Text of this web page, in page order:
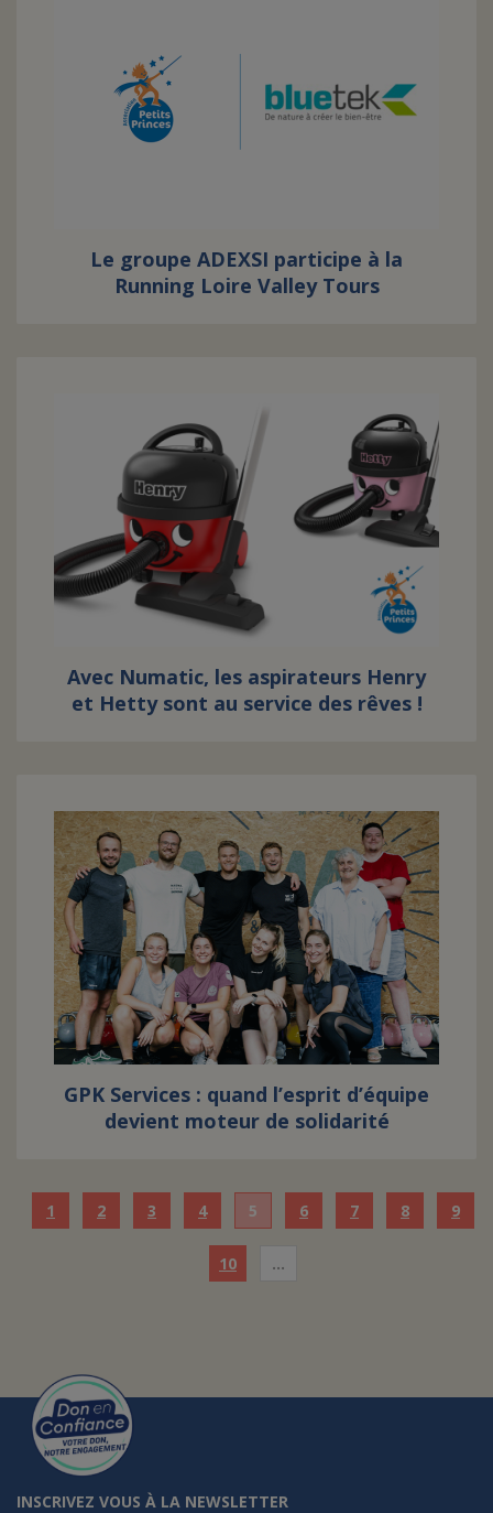
Le groupe ADEXSI participe à la
Running Loire Valley Tours
Avec Numatic, les aspirateurs Henry
et Hetty sont au service des rêves !
GPK Services : quand l’esprit d’équipe
devient moteur de solidarité
1 2 3 4 5 6 7 8 9
10 …
INSCRIVEZ VOUS À LA NEWSLETTER